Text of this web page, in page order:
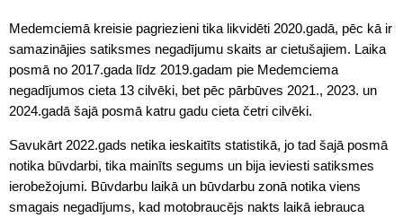
Medemciemā kreisie pagriezieni tika likvidēti 2020.gadā, pēc kā ir
samazinājies satiksmes negadījumu skaits ar cietušajiem. Laika
posmā no 2017.gada līdz 2019.gadam pie Medemciema
negadījumos cieta 13 cilvēki, bet pēc pārbūves 2021., 2023. un
2024.gadā šajā posmā katru gadu cieta četri cilvēki.
Savukārt 2022.gads netika ieskaitīts statistikā, jo tad šajā posmā
notika būvdarbi, tika mainīts segums un bija ieviesti satiksmes
ierobežojumi. Būvdarbu laikā un būvdarbu zonā notika viens
smagais negadījums, kad motobraucējs nakts laikā iebrauca